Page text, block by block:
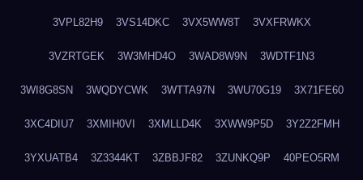
3VPL82H9 3VS14DKC 3VX5WW8T 3VXFRWKX
3VZRTGEK 3W3MHD4O 3WAD8W9N 3WDTF1N3
3WI8G8SN 3WQDYCWK 3WTTA97N 3WU70G19 3X71FE60
3XC4DIU7 3XMIH0VI 3XMLLD4K 3XWW9P5D 3Y2Z2FMH
3YXUATB4 3Z3344KT 3ZBBJF82 3ZUNKQ9P 40PEO5RM